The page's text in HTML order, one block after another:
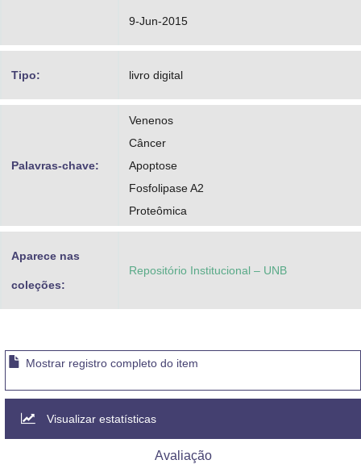
9-Jun-2015
Tipo: livro digital
Palavras-chave:
Venenos
Câncer
Apoptose
Fosfolipase A2
Proteômica
Aparece nas
coleções:
Repositório Institucional – UNB
Mostrar registro completo do item
Visualizar estatísticas
Avaliação